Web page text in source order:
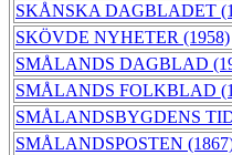
SKÅNSKA DAGBLADET
SKÖVDE NYHETER (1958)
SMÅLANDS DAGBLAD
SMÅLANDS FOLKBLAD
SMÅLANDSBYGDENS
SMÅLANDSPOSTEN